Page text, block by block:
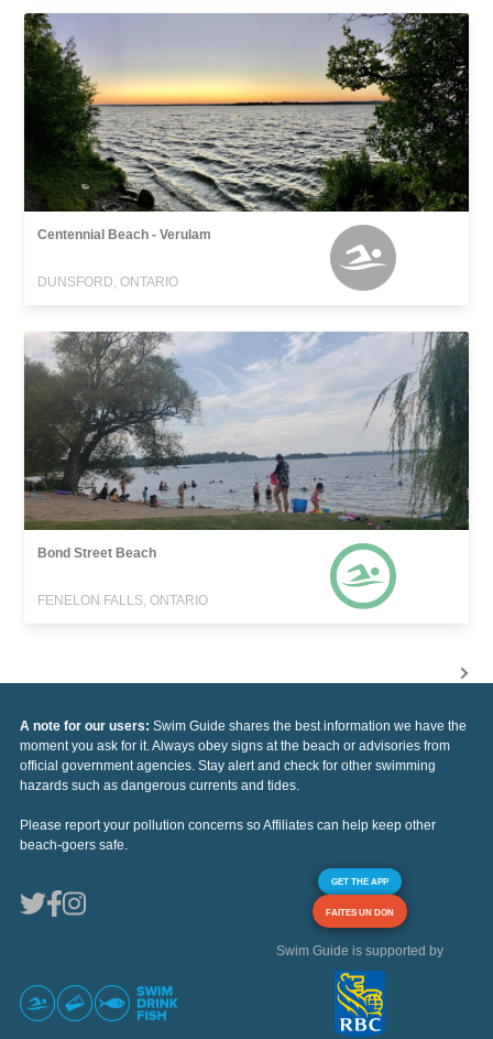
Centennial Beach - Verulam
DUNSFORD, ONTARIO
Bond Street Beach
FENELON FALLS, ONTARIO
A note for our users: Swim Guide shares the best information we have the
moment you ask for it. Always obey signs at the beach or advisories from
official government agencies. Stay alert and check for other swimming
hazards such as dangerous currents and tides.
Please report your pollution concerns so Affiliates can help keep other
beach-goers safe.
GET THE APP
FAITES UN DON
Swim Guide is supported by